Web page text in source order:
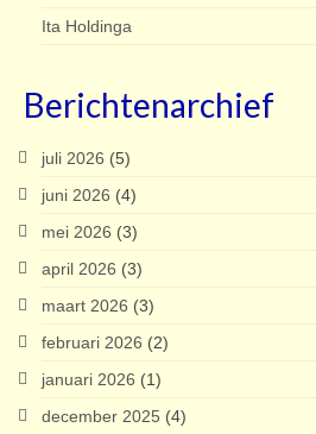
Ita Holdinga
Berichtenarchief
juli 2026 (5)
juni 2026 (4)
mei 2026 (3)
april 2026 (3)
maart 2026 (3)
februari 2026 (2)
januari 2026 (1)
december 2025 (4)